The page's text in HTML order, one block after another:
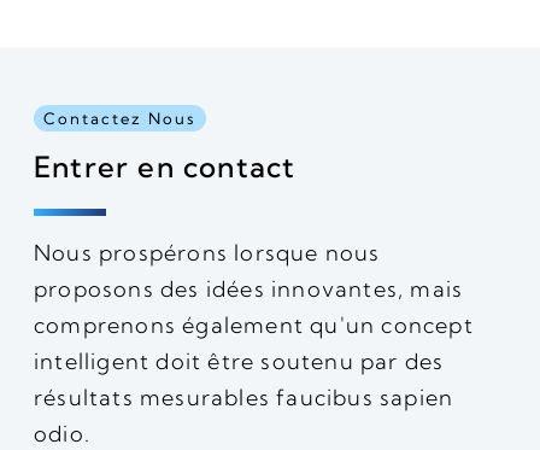
Contactez Nous
Entrer en contact
Nous prospérons lorsque nous
proposons des idées innovantes, mais
comprenons également qu'un concept
intelligent doit être soutenu par des
résultats mesurables faucibus sapien
odio.